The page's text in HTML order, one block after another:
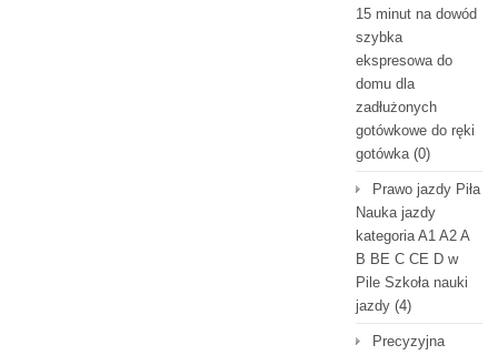
15 minut na dowód
szybka
ekspresowa do
domu dla
zadłużonych
gotówkowe do ręki
gotówka(0)
Prawo jazdy Piła
Nauka jazdy
kategoria A1 A2 A
B BE C CE D‎ w
Pile Szkoła nauki
jazdy (4)
Precyzyjna